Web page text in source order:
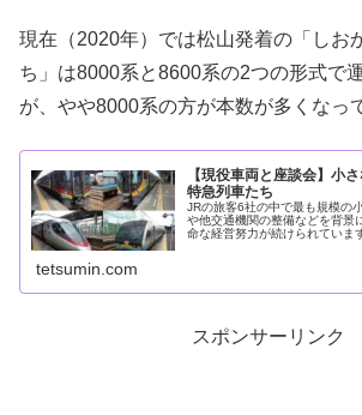
現在（2020年）では松山発着の「しお
ち」は8000系と8600系の2つの形式で
が、やや8000系の方が本数が多くなっ
【現役車両と座談会】小
特急列車たち
JRの旅客6社の中で最も規模の
や他交通機関の整備などを背景
命な経営努力が続けられていま
tetsumin.com
スポンサーリンク